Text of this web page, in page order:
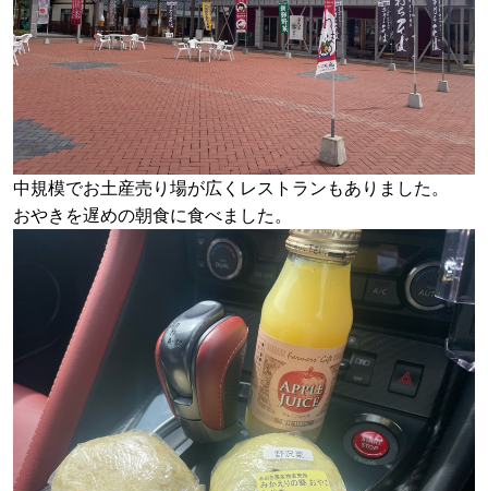
中規模でお土産売り場が広くレストランもありました。
おやきを遅めの朝食に食べました。